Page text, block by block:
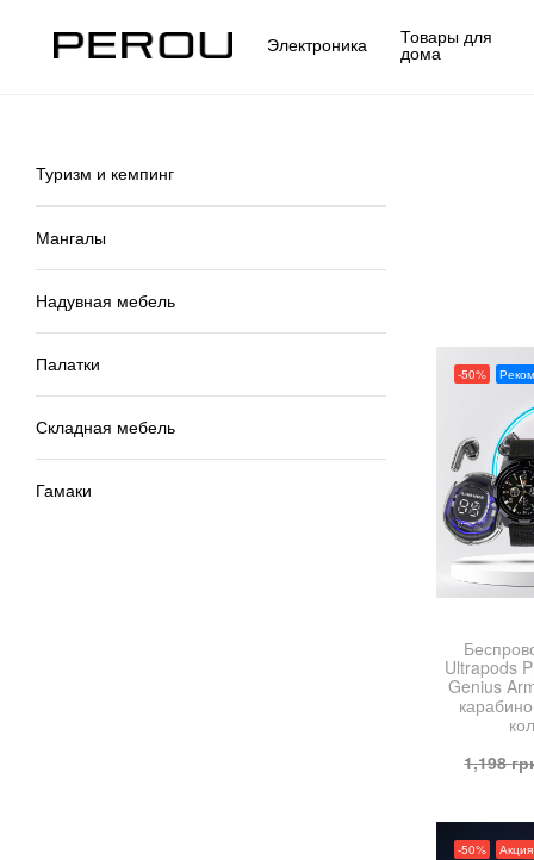
Электроника Товары для
дома
Туризм и кемпинг
Мангалы
Надувная мебель
Палатки
Складная мебель
Гамаки
-50%
Ultrapods
Genius
1,198
-50% Акция